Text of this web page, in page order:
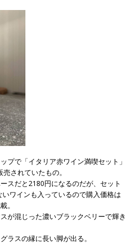
プで「イタリア赤ワイン満喫セット」
されていたもの。
スだと2180円になるのだが、セット
ワインも入っているので購入価格は
。
が混じった濃いブラックベリーで輝き
ラスの縁に長い脚が出る。